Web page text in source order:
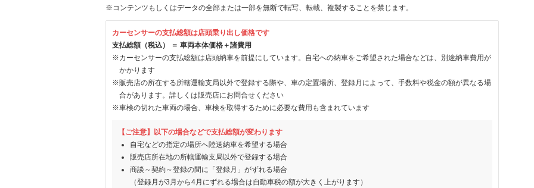
※コンテンツもしくはデータの全部または一部を無断で転写、転載、複製することを禁じます。
カーセンサーの支払総額は店頭乗り出し価格です
支払総額（税込） ＝ 車両本体価格＋諸費用
※カーセンサーの支払総額は店頭納車を前提にしています。自宅への納車をご希望された場合などは、別途納車費用が
かかります
※販売店の所在する所轄運輸支局以外で登録する際や、車の定置場所、登録月によって、手数料や税金の額が異なる場
合があります。詳しくは販売店にお問合せください
※車検の切れた車両の場合、車検を取得するために必要な費用も含まれています
【ご注意】以下の場合などで支払総額が変わります
自宅などの指定の場所へ陸送納車を希望する場合
販売店所在地の所轄運輸支局以外で登録する場合
商談～契約～登録の間に「登録月」がずれる場合
（登録月が3月から4月にずれる場合は自動車税の額が大きく上がります）